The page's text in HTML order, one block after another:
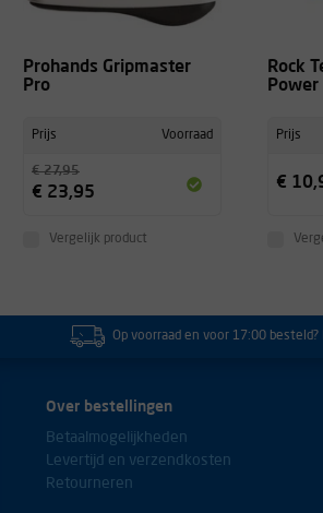
blessures te veroorzaken .
Marijn
te trainen.
Fijn om krachttraining voor vingers mee te
laat wel los en na veel oefenen ben ik toe
Bevalt prima. Doet wat je er van verwacht.
Prohands Gripmaster
Pro
Prijs Voorraad
€ 27,95
€ 23,95
Vergelijk product
Rock
Prijs
€
Op voorraad en voor 17:00
Over bestellingen
Betaalmogelijkheden
Levertijd en verzendkosten
Retourneren